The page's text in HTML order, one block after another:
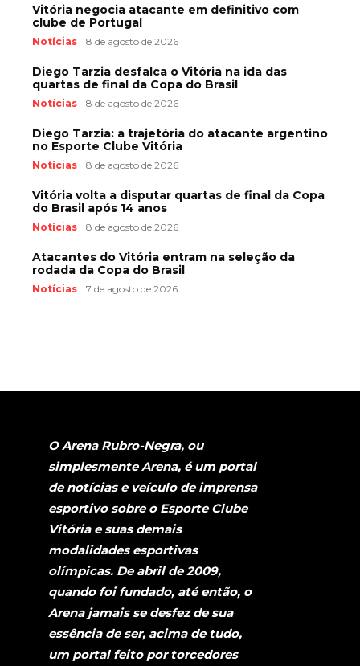
Vitória negocia atacante em definitivo com
clube de Portugal
Notícias 8 de agosto de 2026
Diego Tarzia desfalca o Vitória na ida das
quartas de final da Copa do Brasil
Notícias 8 de agosto de 2026
Diego Tarzia: a trajetória do atacante argentino
no Esporte Clube Vitória
Notícias 8 de agosto de 2026
Vitória volta a disputar quartas de final da Copa
do Brasil após 14 anos
Notícias 8 de agosto de 2026
Atacantes do Vitória entram na seleção da
rodada da Copa do Brasil
Notícias 7 de agosto de 2026
O Arena Rubro-Negra, ou
simplesmente Arena, é um portal
de notícias e veículo de imprensa
esportivo sobre o Esporte Clube
Vitória e suas demais
modalidades esportivas
olímpicas. De abril de 2009,
quando foi fundado, até então, o
Arena jamais se desfez de sua
essência de ser, acima de tudo,
um portal feito por torcedores